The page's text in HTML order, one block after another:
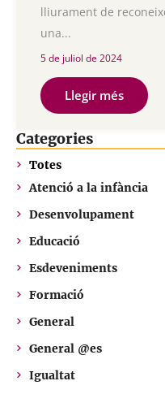
lliurament de
una...
5 de juliol de 2024
Llegir més
Categories
Totes
Atenció a la infància
Desenvolupament
Educació
Esdeveniments
Formació
General
General @es
Igualtat